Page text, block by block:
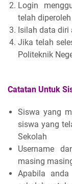
Login
telah
Isilah data diri
Jika telah
Politeknik
Catatan Untuk
Siswa yang
siswa yang
Sekolah
Username
masing
Apabila